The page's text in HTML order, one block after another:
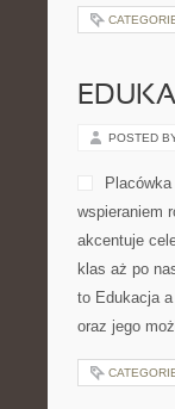
POSTED
wspieraniem
akcentuje
klas aż po
to Edukacja
oraz jego